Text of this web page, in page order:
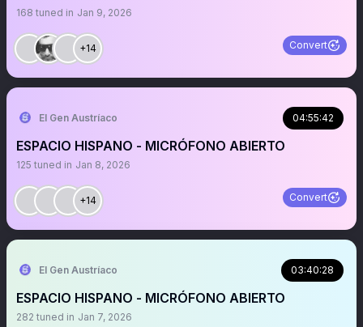
168 tuned in Jan 9, 2026
+14 Convert
El Gen Austríaco 04:55:42
ESPACIO HISPANO - MICRÓFONO ABIERTO
125 tuned in Jan 8, 2026
+14 Convert
El Gen Austríaco 03:40:28
ESPACIO HISPANO - MICRÓFONO ABIERTO
282 tuned in Jan 7, 2026